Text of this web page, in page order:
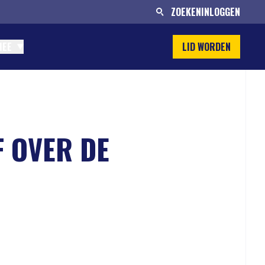
ZOEKENINLOGGEN
LID WORDEN
DE